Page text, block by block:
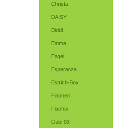
Christa
DAISY
Diddi
Emma
Engel
Esperanza
Estrich-Boy
Finchen
Flachsi
Gabi 03